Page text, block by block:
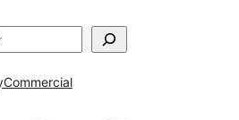
Commercial